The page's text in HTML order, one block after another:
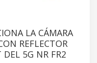
LA CÁMARA
REFLECTOR
DEL 5G NR FR2